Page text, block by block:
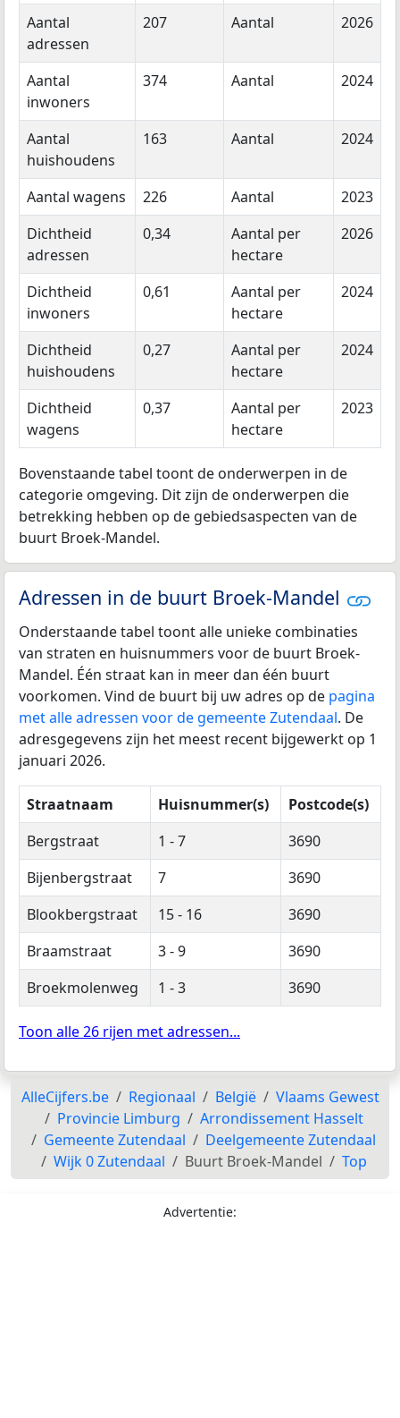
Aantal
adressen
207 Aantal 2026
Aantal
inwoners
374 Aantal 2024
Aantal
huishoudens
163 Aantal 2024
Aantal wagens 226 Aantal
2023
Dichtheid
adressen
0,34
Aantal per
hectare
2026
Dichtheid
inwoners
0,61
Aantal per
hectare
2024
Dichtheid
huishoudens
0,27
Aantal per
hectare
2024
Dichtheid
wagens
0,37
Aantal per
hectare
2023
Bovenstaande tabel toont de onderwerpen in de
categorie omgeving. Dit zijn de onderwerpen die
betrekking hebben op de gebiedsaspecten van de
buurt Broek-Mandel.
Adressen in de buurt Broek-Mandel
Onderstaande tabel toont alle unieke combinaties
van straten en huisnummers voor de buurt Broek-
Mandel. Één straat kan in meer dan één buurt
voorkomen. Vind de buurt bij uw adres op de pagina
met alle adressen voor de gemeente Zutendaal. De
adresgegevens zijn het meest recent bijgewerkt op 1
januari 2026.
Straatnaam Huisnummer(s)
Postcode(s)
Bergstraat
1 - 7
3690
Bijenbergstraat
7
3690
Blookbergstraat
15 - 16
3690
Braamstraat
3 - 9
3690
Broekmolenweg
1 - 3 3690
Toon alle 26 rijen met adressen...
AlleCijfers.be Regionaal België
Vlaams Gewest
Provincie Limburg
Arrondissement Hasselt
Gemeente Zutendaal
Deelgemeente Zutendaal
Wijk 0 Zutendaal
Buurt Broek-Mandel Top
Advertentie: